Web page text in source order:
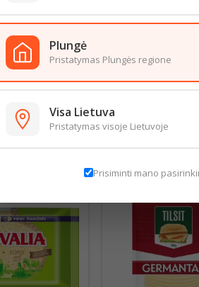
riebalų rūgščių 17.0g
0.2g
0g
gali šiek tiek skirtis nuo pateiktos
pateikiama ant produkto
TOJE PAČIOJE KATEGORIJOJE:
Plungė
Pristatymas Plungės regione
Visa Lietuva
Pristatymas visoje Lietuvoje
Prisiminti mano